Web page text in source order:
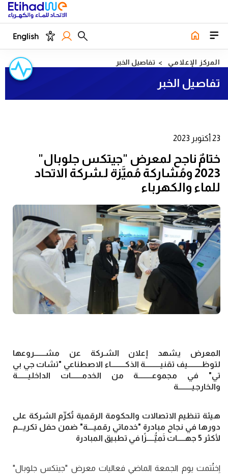
English
المركز الإعلامي تفاصيل الخبر
تفاصيل الخبر
23 أكتوبر 2023
ختامٌ ناجح لمعرض "جيتكس جلوبال"
2023 ومُشاركة مُميَّزة لـشركة الاتحاد
للماء والكهرباء
المعرض يشهد إعلان الشـركة عن مشـــــــروعها
لتوظـــــــــيف تقنيــــــــــة الذكـــــــــاء الاصطناعي "تشات جي بي
تي" في مجموعـــــــــة من الخدمـــــــات الداخليـــــــة
والخارجيـــــــــة
هيئة تنظيم الاتصالات والحكومة الرقمية تُكرِّم الشركة على
دورها في نجاح مبادرة "خدماتي رقميــــة" ضمن حفل تكريـــم
لأكثر 5 جهـــــات تَميُّـــــزًا في تطبيق المبادرة
اِختُتمت يوم الجمعة الماضي فعاليات معرض "جيتكس جلوبال"